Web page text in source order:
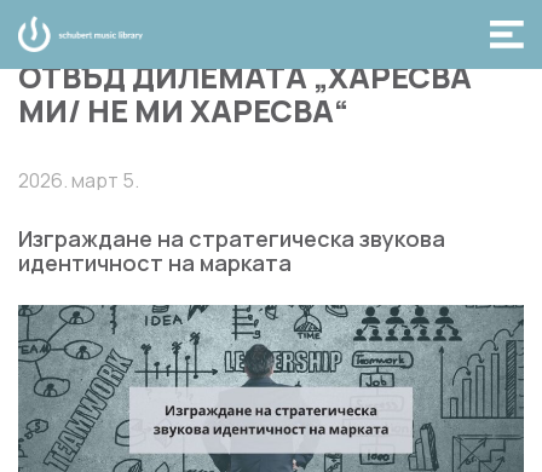
ОТВЪД ДИЛЕМАТА „ХАРЕСВА
МИ/ НЕ МИ ХАРЕСВА“
2026. март 5.
Изграждане на стратегическа звукова
идентичност на марката